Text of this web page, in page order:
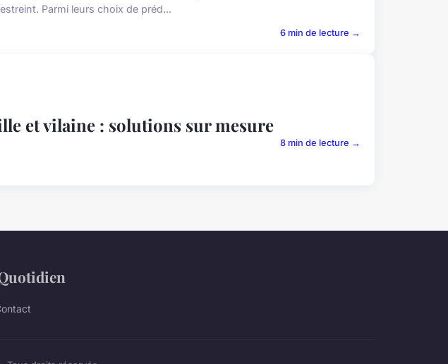
Parmi leurs choix de préd...
6 min de lecture →
et vilaine : solutions sur mesure
8 min de lecture →